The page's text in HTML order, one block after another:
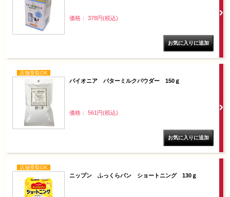
価格： 378円(税込)
店舗受取OK
パイオニア バターミルクパウダー 150ｇ
価格： 561円(税込)
店舗受取OK
ニップン ふっくらパン ショートニング 130ｇ